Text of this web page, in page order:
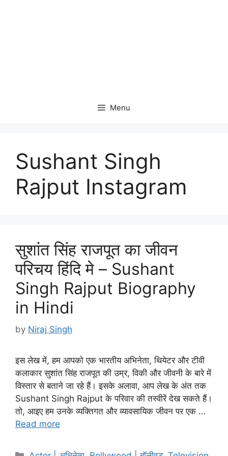
Menu
Sushant Singh
Rajput Instagram
सुशांत सिंह राजपूत का जीवन
परिचय हिंदि मे – Sushant
Singh Rajput Biography
in Hindi
by Niraj Singh
इस लेख में, हम आपको एक भारतीय अभिनेता, थियेटर और टीवी
कलाकार सुशांत सिंह राजपूत की उम्र, विकी और जीवनी के बारे में
विस्तार से बताने जा रहे हैं। इसके अलावा, आप लेख के अंत तक
Sushant Singh Rajput के परिवार की तस्वीरें देख सकते हैं।
तो, आइए हम उनके व्यक्तिगत और व्यावसायिक जीवन पर एक …
Read more
Categories